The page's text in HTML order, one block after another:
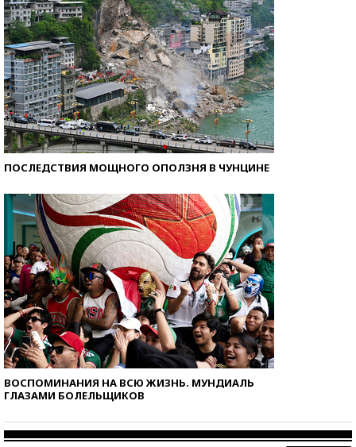
ПОСЛЕДСТВИЯ МОЩНОГО ОПОЛЗНЯ В ЧУНЦИНЕ
ВОСПОМИНАНИЯ НА ВСЮ ЖИЗНЬ. МУНДИАЛЬ
ГЛАЗАМИ БОЛЕЛЬЩИКОВ